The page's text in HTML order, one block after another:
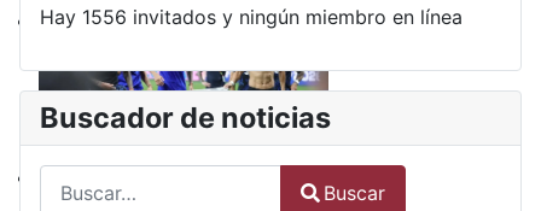
Hay 1556 invitados y ningún miembro en línea
Buscador de noticias
Buscar